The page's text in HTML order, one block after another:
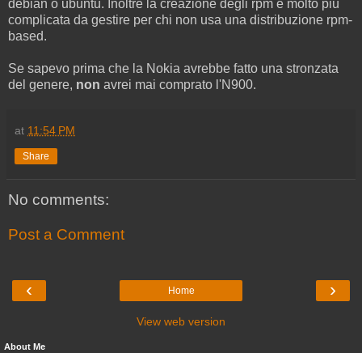
debian o ubuntu. Inoltre la creazione degli rpm è molto più
complicata da gestire per chi non usa una distribuzione rpm-
based.
Se sapevo prima che la Nokia avrebbe fatto una stronzata
del genere, non avrei mai comprato l'N900.
at 11:54 PM
Share
No comments:
Post a Comment
‹ ›
Home
View web version
About Me